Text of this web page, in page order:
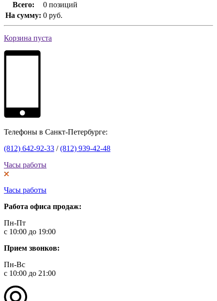
Всего:
0 позиций
На сумму: 0 руб.
Корзина пуста
Телефоны в Санкт-Петербурге:
(812) 642-92-33 /(812) 939-42-48
Часы работы
Часы работы
Работа офиса продаж:
Пн-Пт
с 10:00 до 19:00
Прием звонков:
Пн-Вс
с 10:00 до 21:00